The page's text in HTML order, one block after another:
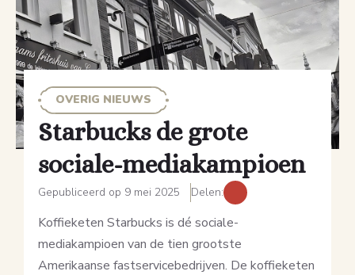
OVERIG NIEUWS
Starbucks de grote
sociale-mediakampioen
Gepubliceerd op 9 mei 2025 Delen:
Koffieketen Starbucks is dé sociale-
mediakampioen van de tien grootste
Amerikaanse fastservicebedrijven. De koffieketen